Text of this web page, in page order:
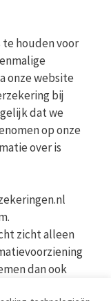
houden voor
onze website
bij
dat we
op onze
over is
zicht alleen
dan ook